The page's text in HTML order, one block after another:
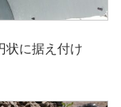
状に据え付け